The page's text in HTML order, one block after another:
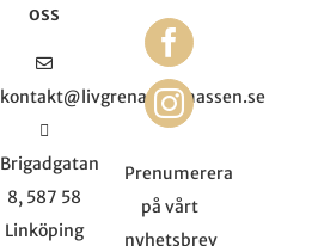
oss
kontakt@livgrenadjarmassen.se
Brigadgatan
8, 587 58
Linköping
Prenumerera
på vårt
nyhetsbrev